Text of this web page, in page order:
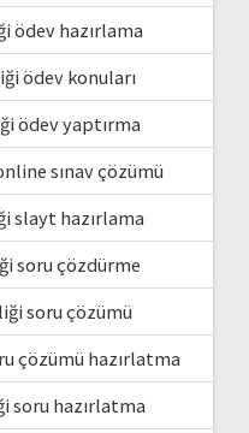
ödev hazırlama
ödev konuları
ödev yaptırma
sınav çözümü
slayt hazırlama
soru çözdürme
soru çözümü
çözümü hazırlatma
soru hazırlatma